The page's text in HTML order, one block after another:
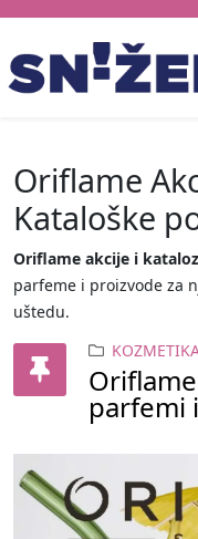
Oriflame
Kataloške
Oriflame akcije i
parfeme i proizvode za
uštedu.
parfemi